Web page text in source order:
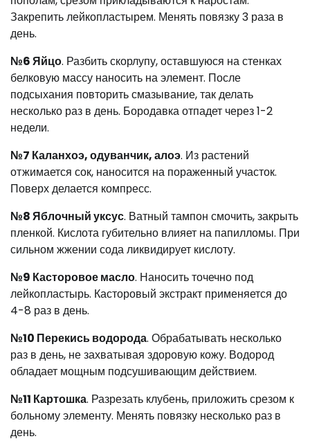
Закрепить лейкопластырем. Менять повязку 3 раза в
день.
№6 Яйцо. Разбить скорлупу, оставшуюся на стенках
белковую массу наносить на элемент. После
подсыхания повторить смазывание, так делать
несколько раз в день. Бородавка отпадет через 1-2
недели.
№7 Каланхоэ, одуванчик, алоэ. Из растений
отжимается сок, наносится на пораженный участок.
Поверх делается компресс.
№8 Яблочный уксус. Ватный тампон смочить, закрыть
пленкой. Кислота губительно влияет на папилломы. При
сильном жжении сода ликвидирует кислоту.
№9 Касторовое масло. Наносить точечно под
лейкопластырь. Касторовый экстракт применяется до
4-8 раз в день.
№10 Перекись водорода. Обрабатывать несколько
раз в день, не захватывая здоровую кожу. Водород
обладает мощным подсушивающим действием.
№11 Картошка. Разрезать клубень, приложить срезом к
больному элементу. Менять повязку несколько раз в
день.